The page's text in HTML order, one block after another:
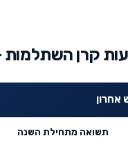
קרן השתלמות
אחרון
תשואה מתחילת השנה